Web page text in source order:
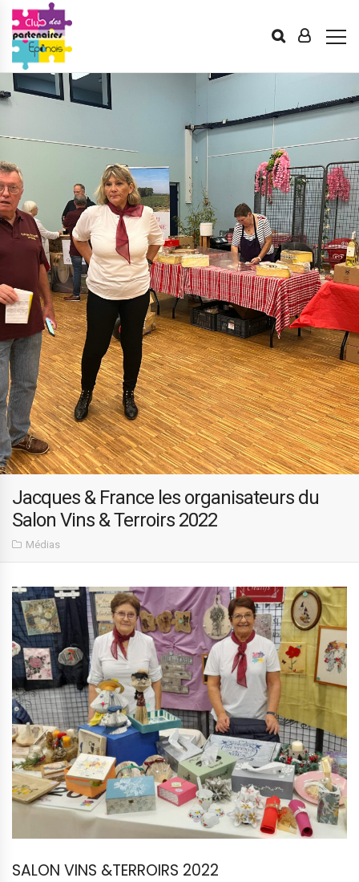
Jacques & France les organisateurs du
Salon Vins & Terroirs 2022
Médias
SALON VINS &TERROIRS 2022